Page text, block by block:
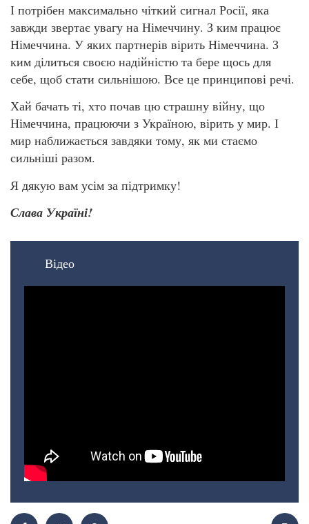
І потрібен максимально чіткий сигнал Росії, яка
завжди звертає увагу на Німеччину. З ким працює
Німеччина. У яких партнерів вірить Німеччина. З
ким ділиться своєю надійністю та бере щось для
себе, щоб стати сильнішою. Все це принципові речі.
Хай бачать ті, хто почав цю страшну війну, що
Німеччина, працюючи з Україною, вірить у мир. І
мир наближається завдяки тому, як ми стаємо
сильніші разом.
Я дякую вам усім за підтримку!
Слава Україні!
Відео